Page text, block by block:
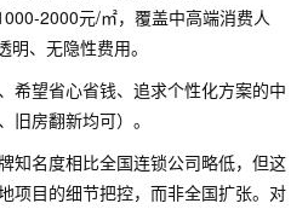
2000元/㎡，覆盖中高端消费人
、无隐性费用。
希望省心省钱、追求个性化方案的中
旧房翻新均可）。
知名度相比全国连锁公司略低，但这
项目的细节把控，而非全国扩张。对